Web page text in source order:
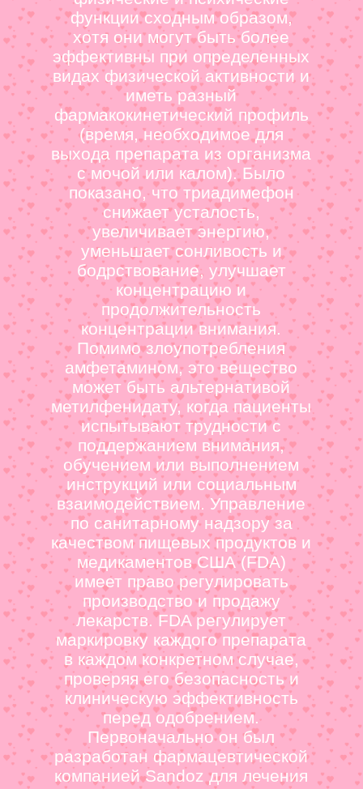
функции сходным образом,
хотя они могут быть более
эффективны при определенных
видах физической активности и
иметь разный
фармакокинетический профиль
(время, необходимое для
выхода препарата из организма
с мочой или калом). Было
показано, что триадимефон
снижает усталость,
увеличивает энергию,
уменьшает сонливость и
бодрствование, улучшает
концентрацию и
продолжительность
концентрации внимания.
Помимо злоупотребления
амфетамином, это вещество
может быть альтернативой
метилфенидату, когда пациенты
испытывают трудности с
поддержанием внимания,
обучением или выполнением
инструкций или социальным
взаимодействием. Управление
по санитарному надзору за
качеством пищевых продуктов и
медикаментов США (FDA)
имеет право регулировать
производство и продажу
лекарств. FDA регулирует
маркировку каждого препарата
в каждом конкретном случае,
проверяя его безопасность и
клиническую эффективность
перед одобрением.
Первоначально он был
разработан фармацевтической
компанией Sandoz для лечения